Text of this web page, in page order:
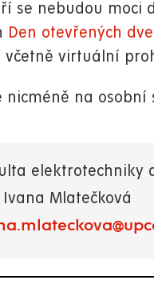
se nebudou moci
Den otevřených
včetně virtuální
nicméně na osobní
elektrotechniky
Ivana Mlatečková